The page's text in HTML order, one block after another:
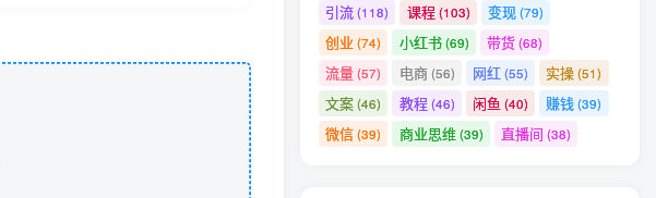
引流(118) 课程(103) 变现(79)
创业 (74) 小红书(69) 带货(68)
流量(57) 电商(56) 网红(55) 实操(51)
文案(46) 教程(46) 闲鱼 (40) 赚钱(39)
微信(39) 商业思维(39) 直播间 (38)